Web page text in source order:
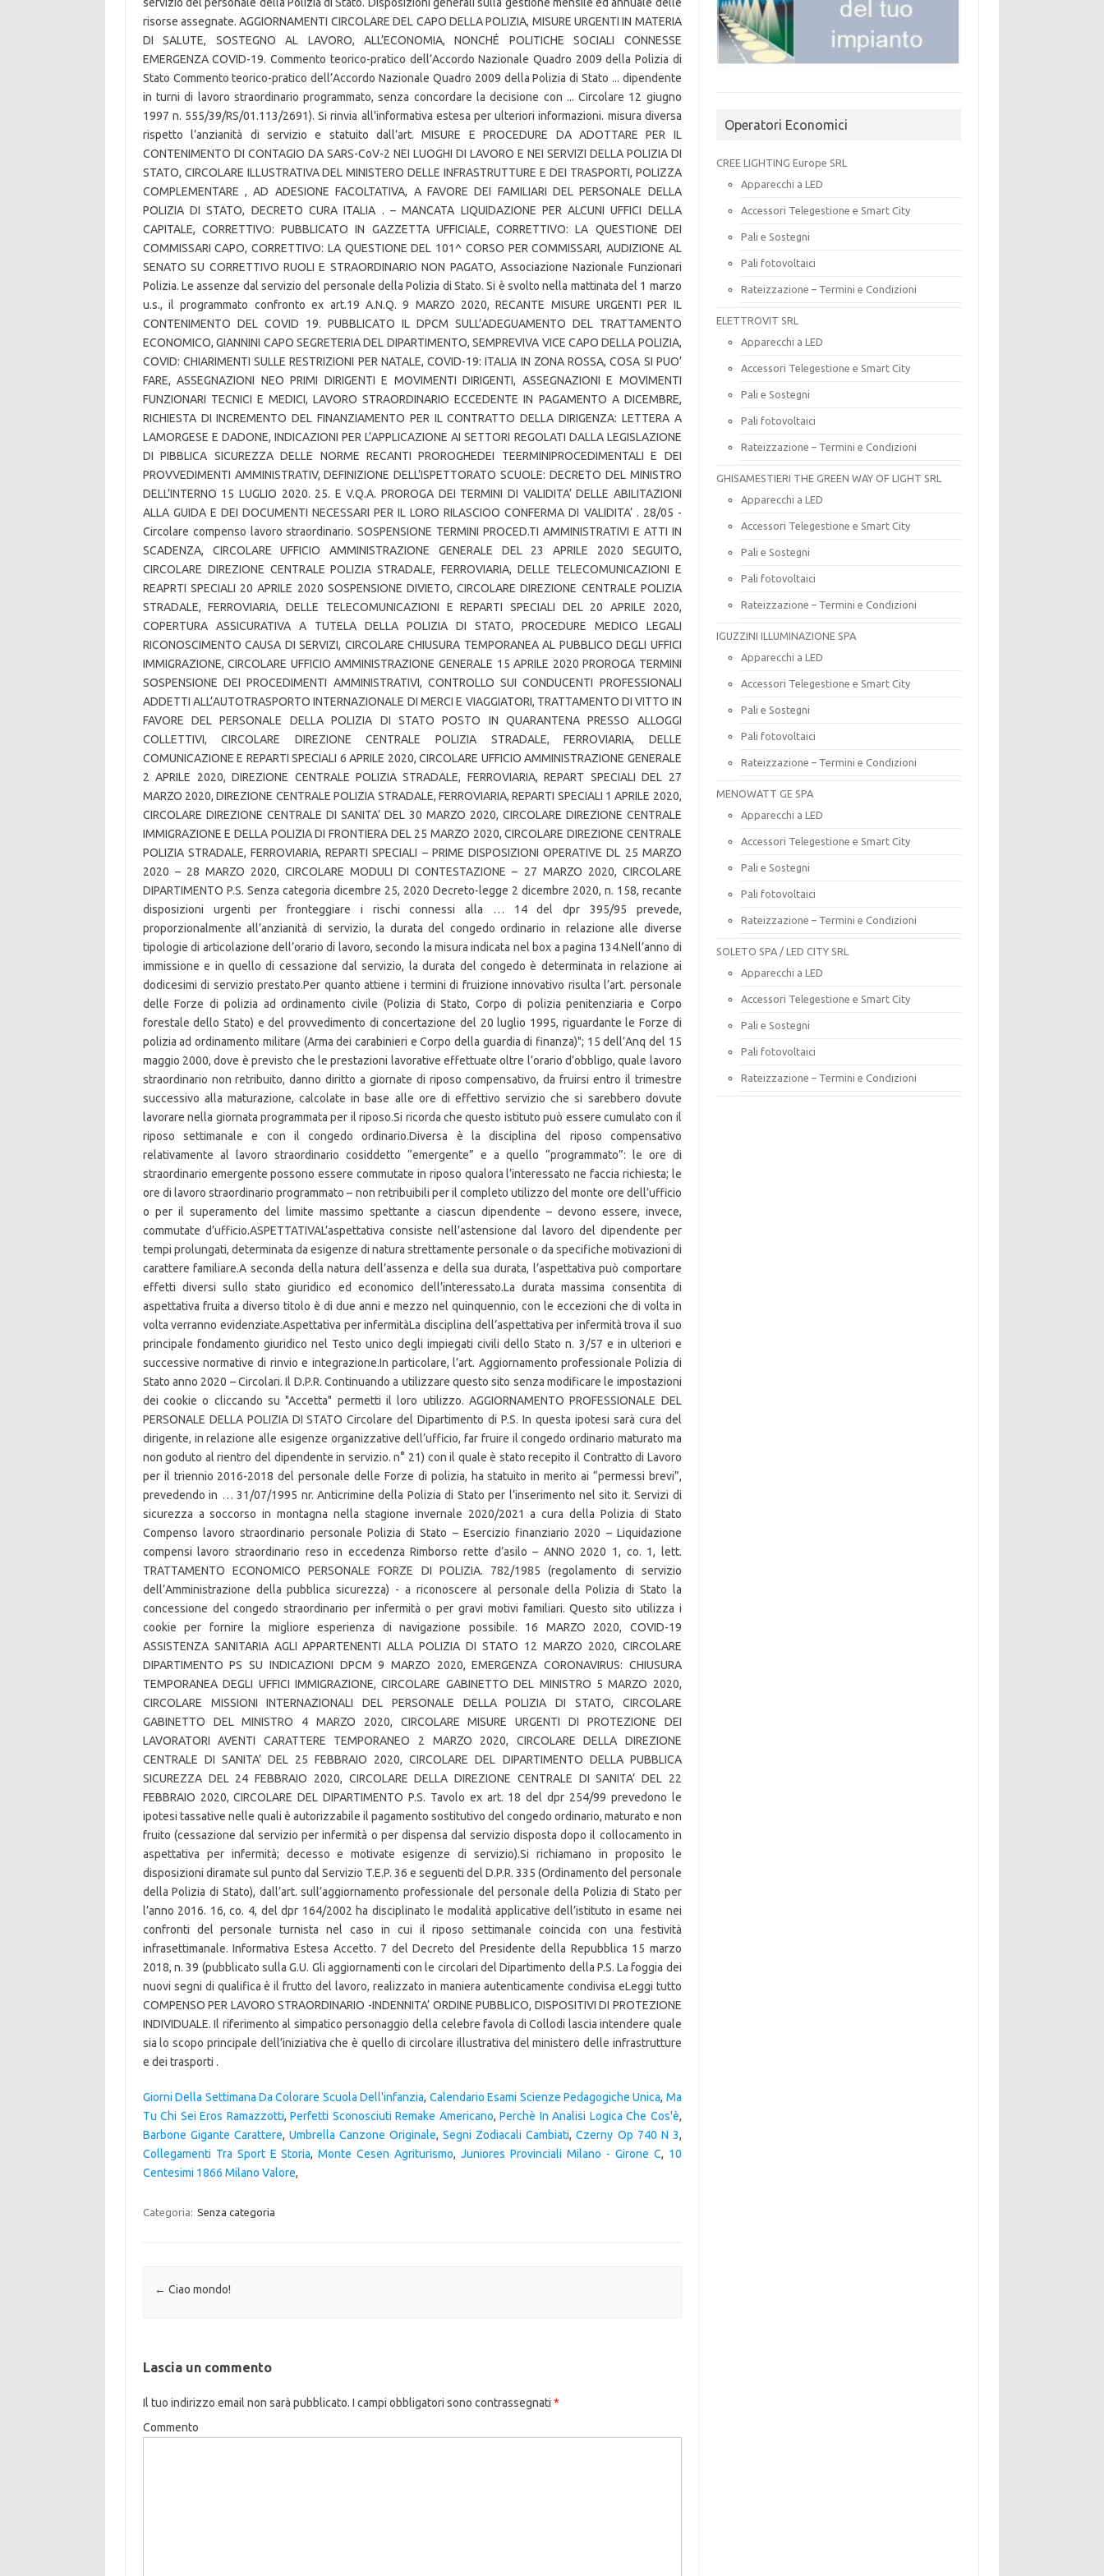
Giorni Della Settimana Da Colorare Scuola Dell'infanzia, Calendario Esami Scienze Pedagogiche Unica, Ma
Tu Chi Sei Eros Ramazzotti,Perfetti Sconosciuti Remake Americano,Perchè In Analisi Logica Che Cos'è,
Barbone Gigante Carattere, Umbrella Canzone Originale,Segni Zodiacali Cambiati,Czerny Op 740 N 3,
Collegamenti Tra Sport E Storia,Monte Cesen Agriturismo,Juniores Provinciali Milano - Girone C, 10
Centesimi 1866 Milano Valore,
Categoria: Senza categoria
Navigazione articolo
← Ciao mondo!
Lascia un commento
Il tuo indirizzo email non sarà pubblicato. I campi obbligatori sono contrassegnati *
Commento
Operatori Economici
CREE LIGHTING Europe SRL
Apparecchi a LED
Accessori Telegestione e Smart City
Pali e Sostegni
Pali fotovoltaici
Rateizzazione – Termini e Condizioni
ELETTROVIT SRL
Apparecchi a LED
Accessori Telegestione e Smart City
Pali e Sostegni
Pali fotovoltaici
Rateizzazione – Termini e Condizioni
GHISAMESTIERI THE GREEN WAY OF LIGHT SRL
Apparecchi a LED
Accessori Telegestione e Smart City
Pali e Sostegni
Pali fotovoltaici
Rateizzazione – Termini e Condizioni
IGUZZINI ILLUMINAZIONE SPA
Apparecchi a LED
Accessori Telegestione e Smart City
Pali e Sostegni
Pali fotovoltaici
Rateizzazione – Termini e Condizioni
MENOWATT GE SPA
Apparecchi a LED
Accessori Telegestione e Smart City
Pali e Sostegni
Pali fotovoltaici
Rateizzazione – Termini e Condizioni
SOLETO SPA / LED CITY SRL
Apparecchi a LED
Accessori Telegestione e Smart City
Pali e Sostegni
Pali fotovoltaici
Rateizzazione – Termini e Condizioni